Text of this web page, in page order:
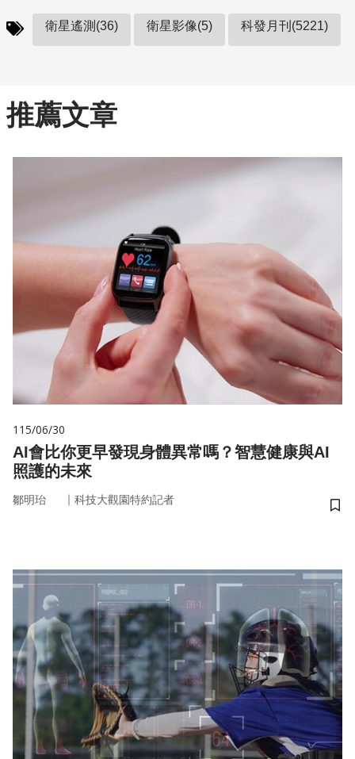
衛星遙測(36) 衛星影像(5) 科發月刊(5221)
推薦文章
115/06/30
AI會比你更早發現身體異常嗎？智慧健康與AI
照護的未來
鄒明珆 ｜ 科技大觀園特約記者
儲